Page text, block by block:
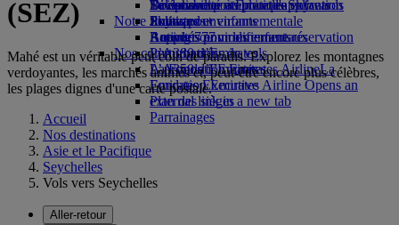
Boissons
Notre flotte
Boeing 777
L’A380 d’Emirates
L’A350 d’Emirates
Emirates Executive
Plan des sièges
Divertissements pour les enfants
Jouets pour enfants
Activités pour les enfants
La durabilité en pratique
Politique environnementale
Rapports environnementaux
Nos communautés
La Fondation Emirates AirlineLa
Fondation Emirates Airline Opens an
external link in a new tab
Parrainages
Se connecter à Emirates Skywards
Skywards+
Téléphone portable et l'application
Emirates
Annuler ou modifier une réservation
Perturbations de vols
À propos d’Emirates
(SEZ)
Mahé est un véritable petit coin de paradis. Explorez les montagnes
verdoyantes, les marchés animés et, peut-être encore plus célèbres,
les plages dignes d'une carte postale.
Accueil
Nos destinations
Asie et le Pacifique
Seychelles
Vols vers Seychelles
Aller-retour